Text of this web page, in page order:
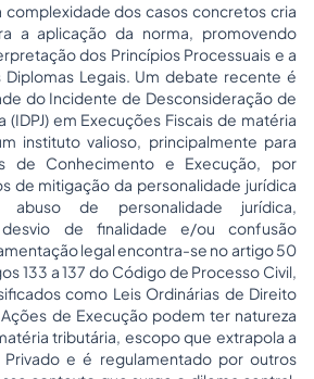
complexidade dos casos concretos cria
a aplicação da norma, promovendo
dos Princípios Processuais e a
Legais. Um debate recente é
do Incidente de Desconsideração de
(IDPJ) em Execuções Fiscais de matéria
instituto valioso, principalmente para
de Conhecimento e Execução, por
de mitigação da personalidade jurídica
de personalidade jurídica,
de finalidade e/ou confusão
legal encontra-se no artigo 50
133 a 137 do Código de Processo Civil,
como Leis Ordinárias de Direito
de Execução podem ter natureza
tributária, escopo que extrapola a
e é regulamentado por outros